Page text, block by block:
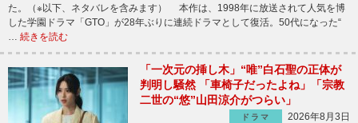
た。（※以下、ネタバレを含みます） 本作は、1998年に放送されて人気を博
した学園ドラマ「GTO」が28年ぶりに連続ドラマとして復活。50代になった“
続きを読む
「一次元の挿し木」“唯”白石聖の正体が
判明し騒然 「車椅子だったよね」「宗教
二世の“悠”山田涼介がつらい」
ドラマ
2026年8月3日